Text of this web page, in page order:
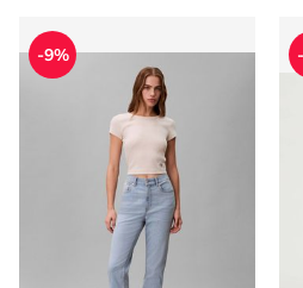
Jeansy damskie casual Calvin
-9%